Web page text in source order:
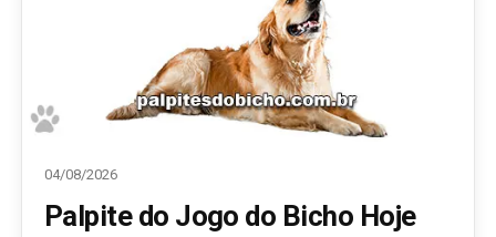
04/08/2026
Palpite do Jogo do Bicho Hoje